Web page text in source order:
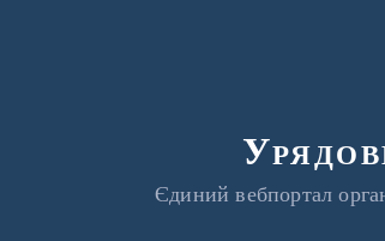
Єдиний вебпортал